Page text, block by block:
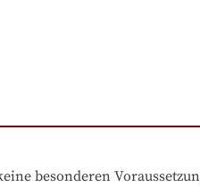
besonderen